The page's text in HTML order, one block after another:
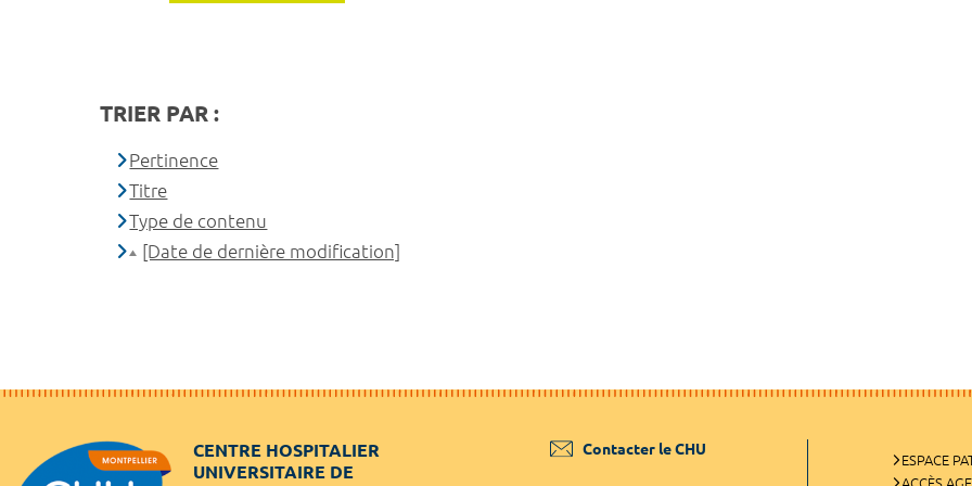
TRIER PAR :
Pertinence
Titre
Type de contenu
[Date de dernière modification]
CENTRE HOSPITALIER
UNIVERSITAIRE DE
Contacter le CHU
ESPACE
ACCÈS